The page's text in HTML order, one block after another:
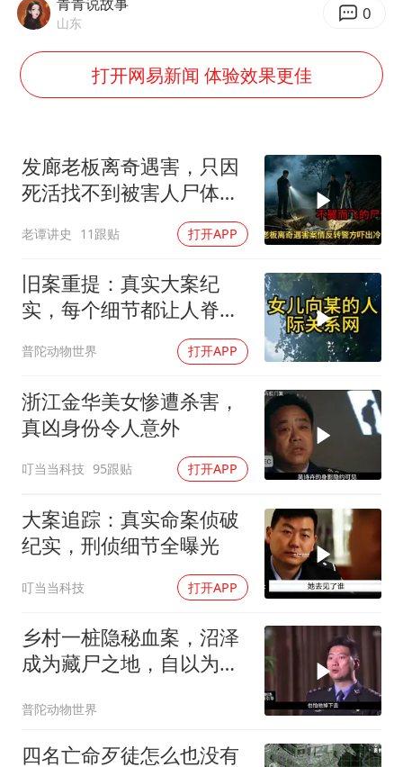
余承东口误将24999元电脑报成2499
小伙靠AI减肥 45天瘦40斤进了ICU
总书记关心百姓身边这些民生大事
山东 0
打开网易新闻 体验效果更佳
发廊老板离奇遇害，只因
死活找不到被害人尸体，
只能将嫌疑人全都释放
老谭讲史 11跟贴 打开APP
旧案重提：真实大案纪
实，每个细节都让人脊背
普陀动物世界 打开APP
浙江金华美女惨遭杀害，
真凶身份令人意外
叮当当科技 95跟贴 打开APP
大案追踪：真实命案侦破
纪实，刑侦细节全曝光
叮当当科技 打开APP
乡村一桩隐秘血案，沼泽
成为藏尸之地，自以为天
普陀动物世界
四名亡命歹徒怎么也没有